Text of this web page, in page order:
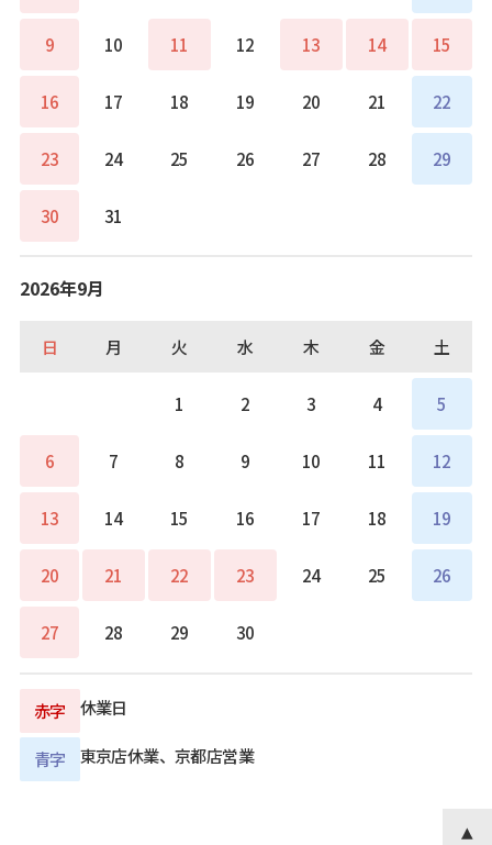
9 10 11 12 13 14 15
16 17 18 19 20 21 22
23 24 25 26 27 28 29
30 31
2026年9月
日 月 火 水 木 金 土
1 2 3 4 5
6 7 8 9 10 11 12
13 14 15 16 17 18 19
20 21 22 23 24 25 26
27 28 29 30
赤字 休業日
青字 東京店休業、京都店営業